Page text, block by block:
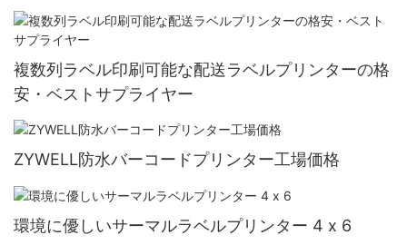
プリンターストックサーマルプリンター
複数列ラベル印刷可能な配送ラベルプリンターの格
安・ベストサプライヤー
ZYWELL防水バーコードプリンター工場価格
環境に優しいサーマルラベルプリンター 4 x 6